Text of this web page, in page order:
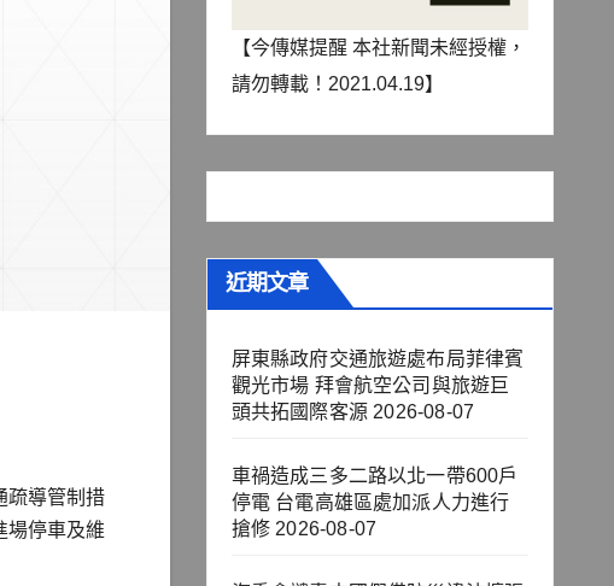
疏導管制措
場停車及維
【今傳媒提醒 本社新聞未經授權，
請勿轉載！2021.04.19】
近期文章
屏東縣政府交通旅遊處布局菲律賓
觀光市場 拜會航空公司與旅遊巨
頭共拓國際客源 2026-08-07
車禍造成三多二路以北一帶600戶
停電 台電高雄區處加派人力進行
搶修 2026-08-07